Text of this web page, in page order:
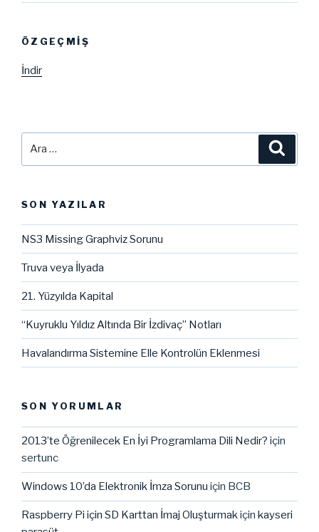
ÖZGEÇMIŞ
İndir
SON YAZILAR
NS3 Missing Graphviz Sorunu
Truva veya İlyada
21. Yüzyılda Kapital
“Kuyruklu Yıldız Altında Bir İzdivaç” Notları
Havalandırma Sistemine Elle Kontrolün Eklenmesi
SON YORUMLAR
2013’te Öğrenilecek En İyi Programlama Dili Nedir? için
sertunc
Windows 10’da Elektronik İmza Sorunu için BCB
Raspberry Pi için SD Karttan İmaj Oluşturmakiçin kayseri